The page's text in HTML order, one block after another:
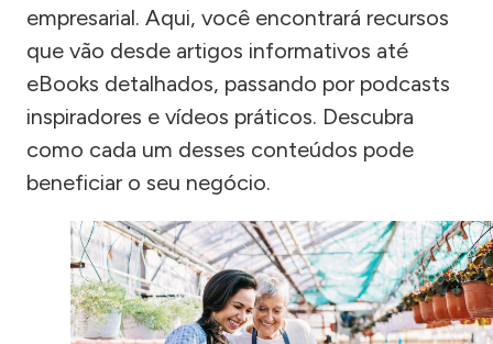
empresarial. Aqui, você encontrará recursos
que vão desde artigos informativos até
eBooks detalhados, passando por podcasts
inspiradores e vídeos práticos. Descubra
como cada um desses conteúdos pode
beneficiar o seu negócio.